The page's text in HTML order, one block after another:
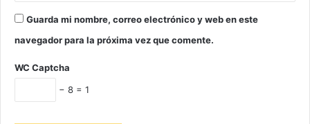
Guarda mi nombre, correo electrónico y web en este
navegador para la próxima vez que comente.
WC Captcha
− 8 = 1